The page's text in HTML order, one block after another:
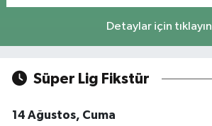
Detaylar için tıklayın
Süper Lig Fikstür
14 Ağustos, Cuma